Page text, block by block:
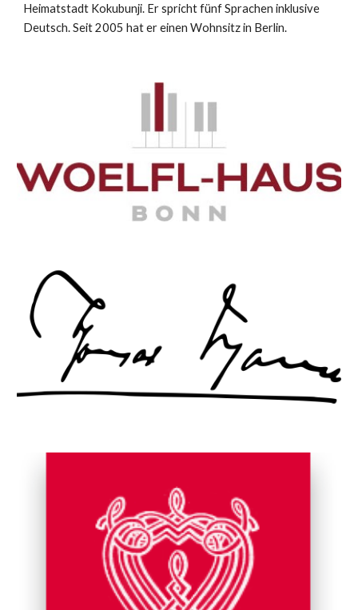
Heimatstadt Kokubunji. Er spricht fünf Sprachen inklusive
Deutsch. Seit 2005 hat er einen Wohnsitz in Berlin.